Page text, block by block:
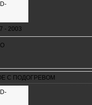
- 2003
С ПОДОГРЕВОМ